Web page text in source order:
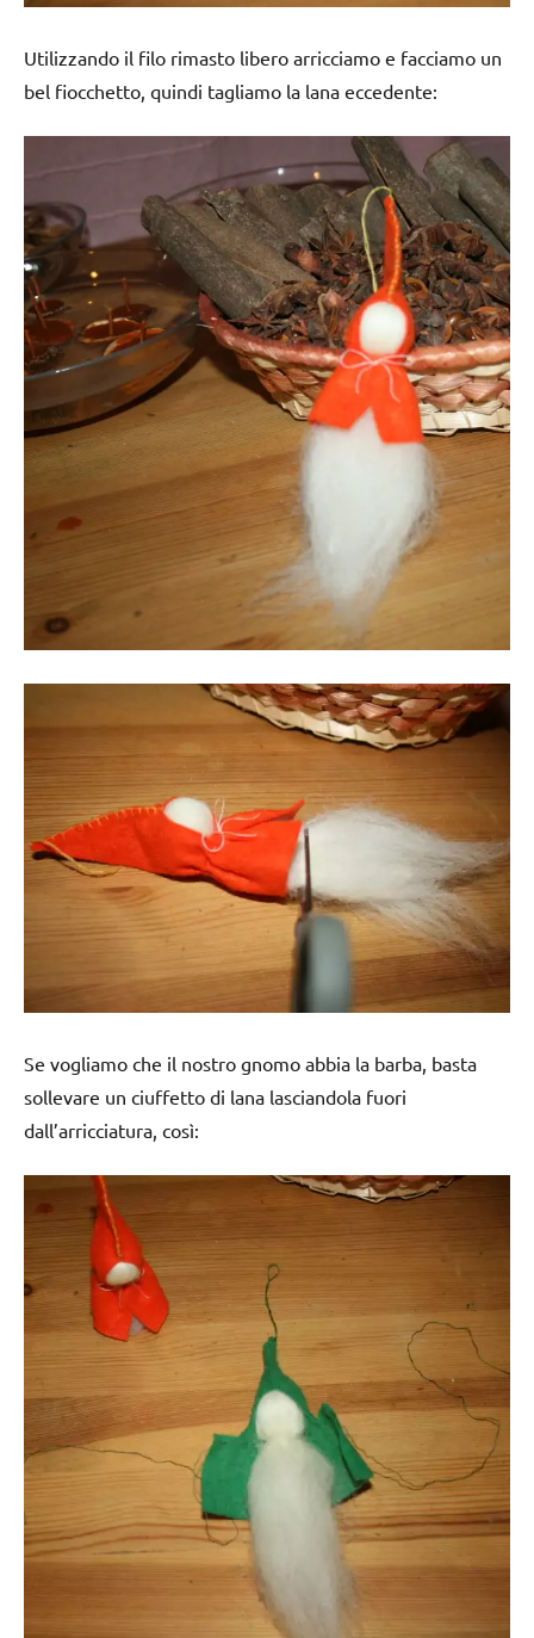
Utilizzando il filo rimasto libero arricciamo e facciamo un
bel fiocchetto, quindi tagliamo la lana eccedente:
Se vogliamo che il nostro gnomo abbia la barba, basta
sollevare un ciuffetto di lana lasciandola fuori
dall’arricciatura, così: